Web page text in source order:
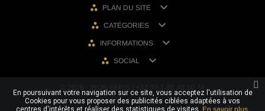
PLAN DU SITE 
CATÉGORIES 
INFORMATIONS 
SOCIAL 
En poursuivant votre navigation sur ce site, vous acceptez l'utilisation de
Cookies pour vous proposer des publicités ciblées adaptées à vos
centres d'intérêts et réaliser des statistiques de visites. En savoir plus.